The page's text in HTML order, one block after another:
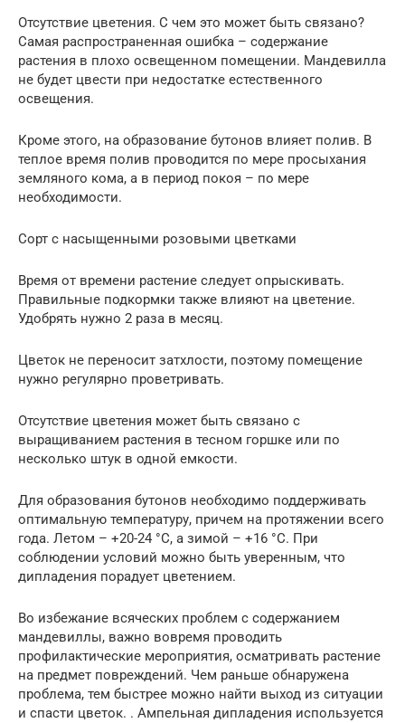
Отсутствие цветения. С чем это может быть связано?
Самая распространенная ошибка – содержание
растения в плохо освещенном помещении. Мандевилла
не будет цвести при недостатке естественного
освещения.
Кроме этого, на образование бутонов влияет полив. В
теплое время полив проводится по мере просыхания
земляного кома, а в период покоя – по мере
необходимости.
Сорт с насыщенными розовыми цветками
Время от времени растение следует опрыскивать.
Правильные подкормки также влияют на цветение.
Удобрять нужно 2 раза в месяц.
Цветок не переносит затхлости, поэтому помещение
нужно регулярно проветривать.
Отсутствие цветения может быть связано с
выращиванием растения в тесном горшке или по
несколько штук в одной емкости.
Для образования бутонов необходимо поддерживать
оптимальную температуру, причем на протяжении всего
года. Летом – +20-24 °C, а зимой – +16 °C. При
соблюдении условий можно быть уверенным, что
дипладения порадует цветением.
Во избежание всяческих проблем с содержанием
мандевиллы, важно вовремя проводить
профилактические мероприятия, осматривать растение
на предмет повреждений. Чем раньше обнаружена
проблема, тем быстрее можно найти выход из ситуации
и спасти цветок. . Ампельная дипладения используется